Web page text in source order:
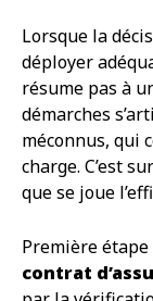
Lorsque la
déployer
résume pas à
démarches
méconnus, qui
charge. C’est
que se joue
Première
contrat